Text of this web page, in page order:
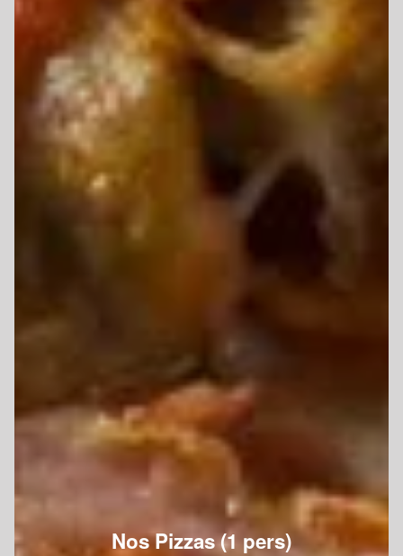
Nos Pizzas (1 pers)